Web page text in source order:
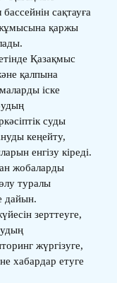
сақтауға
жұмысына қаржы
Қазақмыс
қалпына
іске
суды
кеңейту,
енгізу кіреді.
жобаларды
туралы
дайын.
зерттеуге,
жүргізуге,
хабардар етуге